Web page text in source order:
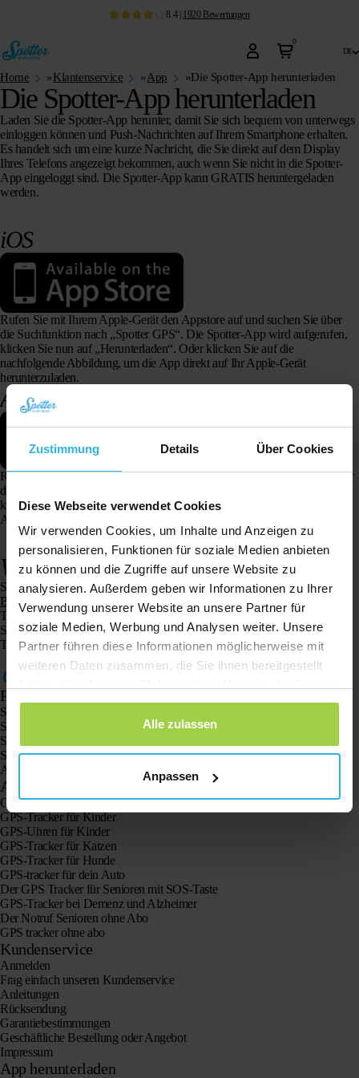
Zustimmung Details Über Cookies
Diese Webseite verwendet Cookies
Wir verwenden Cookies, um Inhalte und Anzeigen zu
personalisieren, Funktionen für soziale Medien anbieten
zu können und die Zugriffe auf unsere Website zu
analysieren. Außerdem geben wir Informationen zu Ihrer
Verwendung unserer Website an unsere Partner für
soziale Medien, Werbung und Analysen weiter. Unsere
Partner führen diese Informationen möglicherweise mit
weiteren Daten zusammen, die Sie ihnen bereitgestellt
gesammelt haben.
Alle zulassen
Anpassen
8.4| 1920 Bewertungen
0
de
Home »Klantenservice »App »Die Spotter-App herunterladen
Die Spotter-App herunterladen
Laden Sie die Spotter-App herunter, damit Sie sich bequem von unterwegs
einloggen können und Push-Nachrichten auf Ihrem Smartphone erhalten.
Es handelt sich um eine kurze Nachricht, die Sie direkt auf dem Display
Ihres Telefons angezeigt bekommen, auch wenn Sie nicht in die Spotter-
App eingeloggt sind. Die Spotter-App kann GRATIS heruntergeladen
werden.
iOS
Rufen Sie mit Ihrem Apple-Gerät den Appstore auf und suchen Sie über
die Suchfunktion nach „Spotter GPS“. Die Spotter-App wird aufgerufen,
klicken Sie nun auf „Herunterladen“. Oder klicken Sie auf die
nachfolgende Abbildung, um die App direkt auf Ihr Apple-Gerät
herunterzuladen.
Android
Rufen Sie mit Ihrem Android-Gerät den Playstore auf und suchen Sie über
die Suchfunktion nach „Spotter GPS“. Die Spotter-App wird aufgerufen,
klicken Sie auf „Herunterladen“. Oder klicken Sie auf die nachfolgende
Abbildung, um die App direkt auf Ihr Android-Gerät herunterzuladen.
Web-App für alle Geräte
Sie können die Spotter-Web-App auf jedem beliebigen Gerät verwenden.
Besuchen Sie unsere Website und loggen Sie sich mit Ihren Daten ein.
Tipp: Stellen Sie eine Verknüpfung zu dieser Seite auf Ihrem
Startbildschirm her, damit Sie die App problemlos nutzen können.
Tags: Ios, Android
Produkte
Spotter GPS-Tracker X10
Spotter Senior GPS-Uhr
Spotter GPS-Uhr Explorer
Spotter GPS-Uhr für Kinder
Animal Spotter
Anwendungen
GPS-Tracker
GPS-Tracker für Kinder
GPS-Uhren für Kinder
GPS-Tracker für Katzen
GPS-Tracker für Hunde
GPS-tracker für dein Auto
Der GPS Tracker für Senioren mit SOS-Taste
GPS-Tracker bei Demenz und Alzheimer
Der Notruf Senioren ohne Abo
GPS tracker ohne abo
Kundenservice
Anmelden
Frag einfach unseren Kundenservice
Anleitungen
Rücksendung
Garantiebestimmungen
Geschäftliche Bestellung oder Angebot
Impressum
App herunterladen